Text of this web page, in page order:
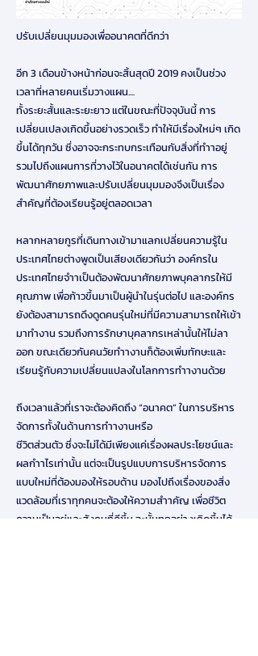
ปรับเปลี่ยนมุมมองเพื่ออนาคตที่ดีกว่า
อีก 3 เดือนข้างหน้าก่อนจะสิ้นสุดปี 2019 คงเป็นช่วง
เวลาที่หลายคนเริ่มวางแผน....
ทั้งระยะสั้นและระยะยาว แต่ในขณะที่ปัจจุบันนี้ การ
เปลี่ยนเปลงเกิดขึ้นอย่างรวดเร็ว ทำให้มีเรื่องใหม่ๆ เกิด
ขึ้นได้ทุกวัน ซึ่งอาจจะกระทบกระเทือนกับสิ่งที่ทำาอยู่
รวมไปถึงแผนการที่วางไว้ในอนาคตได้เช่นกัน การ
พัฒนาศักยภาพและปรับเปลี่ยนมุมมองจึงเป็นเรื่อง
สำคัญที่ต้องเรียนรู้อยู่ตลอดเวลา
หลากหลายกูรที่เดินทางเข้ามาแลกเปลี่ยนความรู้ใน
ประเทศไทยต่างพูดเป็นเสียงเดียวกันว่า องค์กรใน
ประเทศไทยจำาเป็นต้องพัฒนาศักยภาพบุคลากรให้มี
คุณภาพ เพื่อก้าวขึ้นมาเป็นผู้นำในรุ่นต่อไป และองค์กร
ยังต้องสามารถดึงดูดคนรุ่นใหม่ที่มีความสามารถให้เข้า
มาทำงาน รวมถึงการรักษาบุคลากรเหล่านั้นให้ไม่ลา
ออก ขณะเดียวกันคนวัยทำางานก็ต้องเพิ่มทักษะและ
เรียนรู้กับความเปลี่ยนแปลงในโลกการทำางานด้วย
ถึงเวลาแล้วที่เราจะต้องคิดถึง “อนาคต” ในการบริหาร
จัดการทั้งในด้านการทำางานหรือ
ชีวิตส่วนตัว ซึ่งจะไม่ได้มีเพียงแค่เรื่องผลประโยชน์และ
ผลกำาไรเท่านั้น แต่จะเป็นรูปแบบการบริหารจัดการ
แบบใหม่ที่ต้องมองให้รอบด้าน มองไปถึงเรื่องของสิ่ง
แวดล้อมที่เราทุกคนจะต้องให้ความสำาคัญ เพื่อชีวิต
ความเป็นอยู่และสังคมที่ดีขึ้น ฉะนั้นทุกอย่างเกิดขึ้นได้